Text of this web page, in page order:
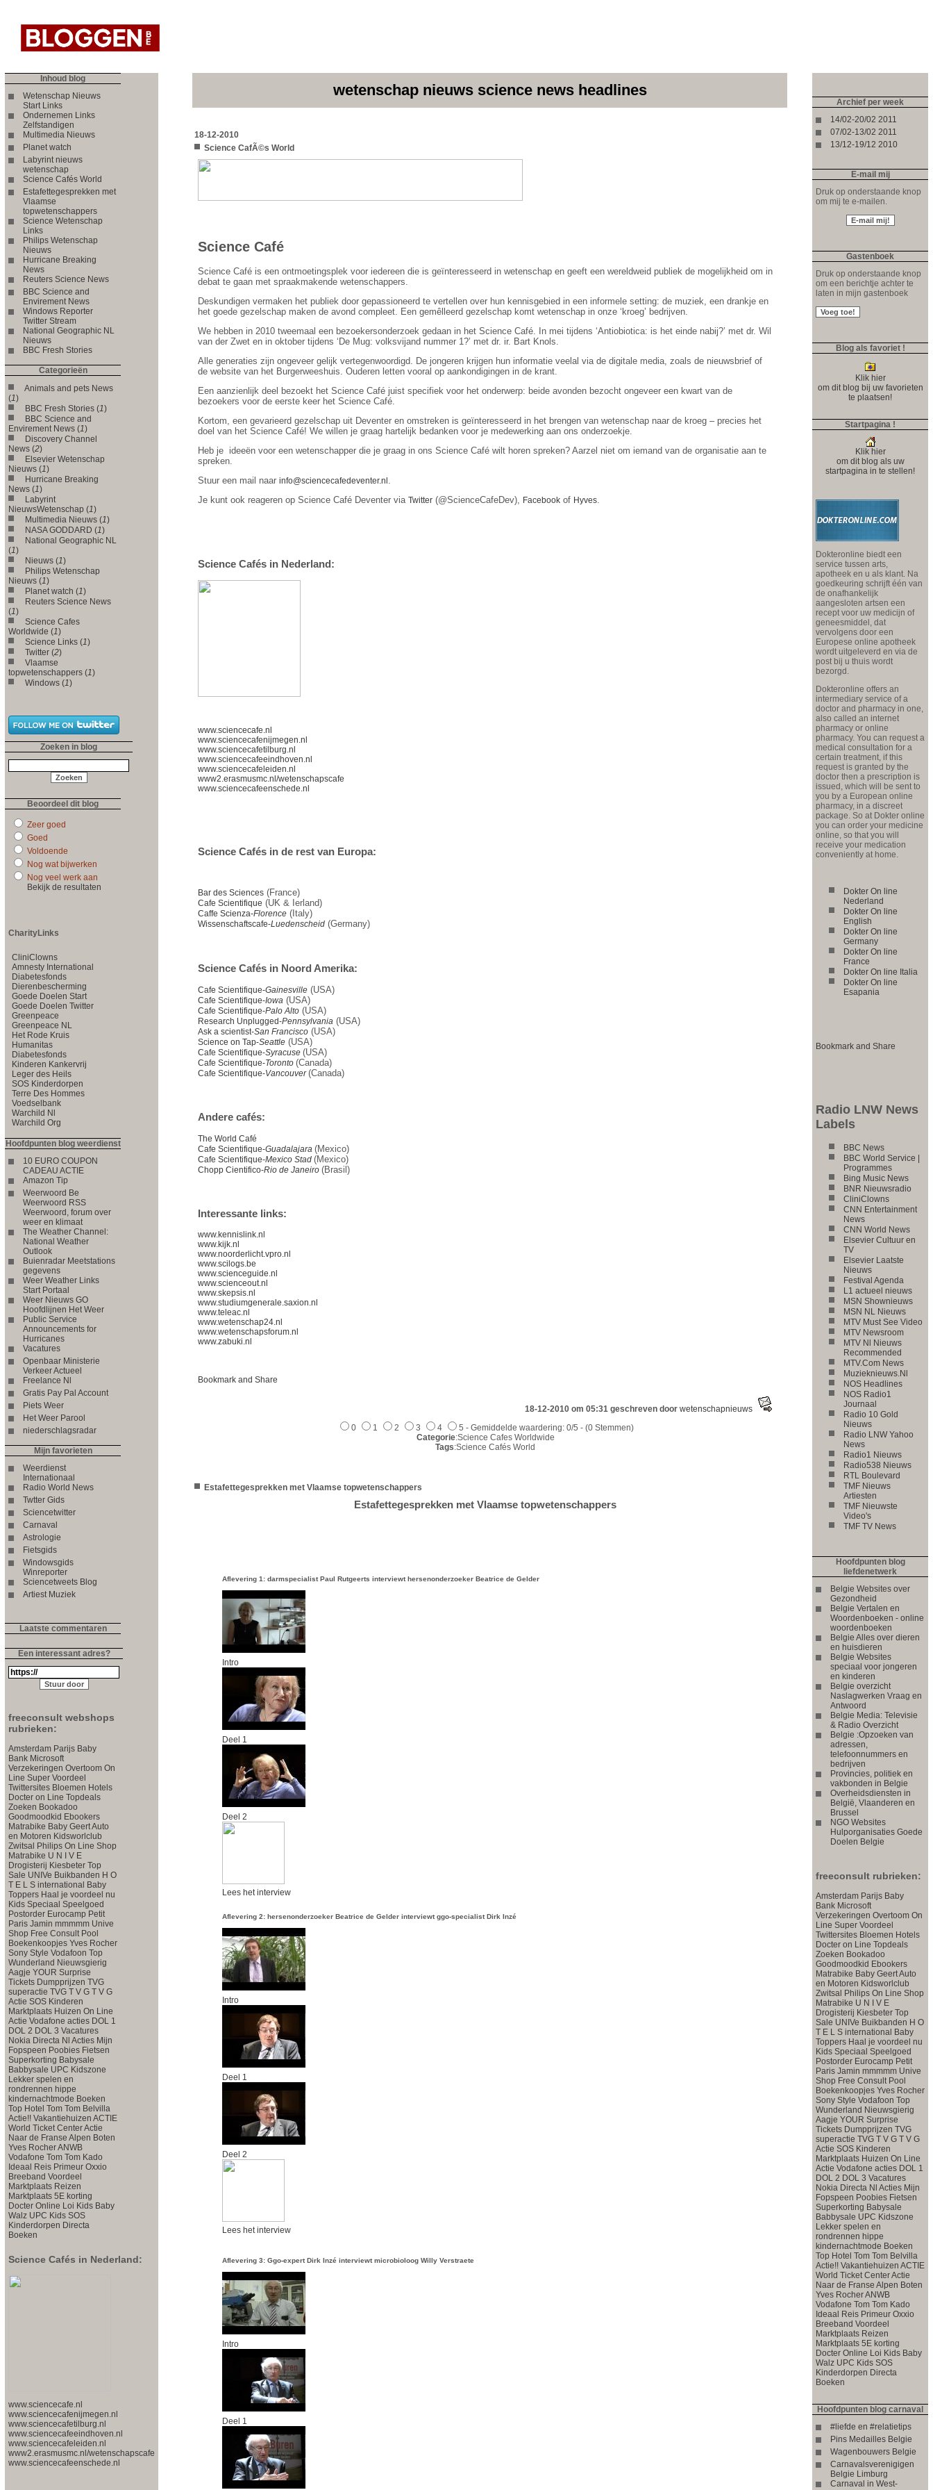
Inhoud blog
Wetenschap Nieuws
Start Links
Ondernemen Links
Zelfstandigen
Multimedia Nieuws
Planet watch
Labyrint nieuws
wetenschap
Science Cafés World
Estafettegesprekken met
Vlaamse
topwetenschappers
Science Wetenschap
Links
Philips Wetenschap
Nieuws
Hurricane Breaking
News
Reuters Science News
BBC Science and
Envirement News
Windows Reporter
Twitter Stream
National Geographic NL
Nieuws
BBC Fresh Stories
Categorieën
Animals and pets News
(1)
BBC Fresh Stories (1)
BBC Science and
Envirement News (1)
Discovery Channel
News (2)
Elsevier Wetenschap
Nieuws (1)
Hurricane Breaking
News (1)
Labyrint
NieuwsWetenschap (1)
Multimedia Nieuws (1)
NASA GODDARD (1)
National Geographic NL
(1)
Nieuws (1)
Philips Wetenschap
Nieuws (1)
Planet watch (1)
Reuters Science News
(1)
Science Cafes
Worldwide (1)
Science Links (1)
Twitter (2)
Vlaamse
topwetenschappers (1)
Windows (1)
Zoeken in blog
Beoordeel dit blog
Zeer goed
Goed
Voldoende
Nog wat bijwerken
Nog veel werk aan
Bekijk de resultaten
CharityLinks
CliniClowns
Amnesty International
Diabetesfonds
Dierenbescherming
Goede Doelen Start
Goede Doelen Twitter
Greenpeace
Greenpeace NL
Het Rode Kruis
Humanitas
Diabetesfonds
Kinderen Kankervrij
Leger des Heils
SOS Kinderdorpen
Terre Des Hommes
Voedselbank
Warchild Nl
Warchild Org
Hoofdpunten blog weerdienst
10 EURO COUPON
CADEAU ACTIE
Amazon Tip
Weerwoord Be
Weerwoord RSS
Weerwoord, forum over
weer en klimaat
The Weather Channel:
National Weather
Outlook
Buienradar Meetstations
gegevens
Weer Weather Links
Start Portaal
Weer Nieuws GO
Hoofdlijnen Het Weer
Public Service
Announcements for
Hurricanes
Vacatures
Openbaar Ministerie
Verkeer Actueel
Freelance Nl
Gratis Pay Pal Account
Piets Weer
Het Weer Parool
niederschlagsradar
Mijn favorieten
Weerdienst
Internationaal
Radio World News
Twtter Gids
Sciencetwitter
Carnaval
Astrologie
Fietsgids
Windowsgids
Winreporter
Sciencetweets Blog
Artiest Muziek
Laatste commentaren
Een interessant adres?
freeconsult webshops
rubrieken:
Amsterdam Parijs Baby
Bank Microsoft
Verzekeringen Overtoom On
Line Super Voordeel
Twittersites Bloemen Hotels
Docter on Line Topdeals
Zoeken Bookadoo
Goodmoodkid Ebookers
Matrabike Baby GeertAuto
en Motoren Kidsworlclub
Zwitsal Philips On Line Shop
Matrabike U N I V E
Drogisterij Kiesbeter Top
Sale UNIVe Buikbanden H O
T E L S international Baby
Toppers Haal je voordeel nu
Kids Speciaal Speelgoed
Postorder Eurocamp Petit
Paris Jamin mmmmm Unive
Shop Free Consult Pool
Boekenkoopjes Yves Rocher
Sony Style Vodafoon Top
Wunderland Nieuwsgierig
Aagje YOUR Surprise
Tickets Dumpprijzen TVG
superactie TVG T V G T V G
Actie SOS Kinderen
Marktplaats Huizen On Line
Actie Vodafone acties DOL 1
DOL 2 DOL 3 Vacatures
Nokia Directa Nl Acties Mijn
Fopspeen Poobies Fietsen
Superkorting Babysale
Babbysale UPC Kidszone
Lekker spelen en
rondrennen hippe
kindernachtmode Boeken
Top Hotel Tom Tom Belvilla
Actie!! Vakantiehuizen ACTIE
World Ticket CenterActie
Naar de Franse Alpen Boten
Yves RocherANWB
Vodafone Tom Tom Kado
Ideaal Reis Primeur Oxxio
Breeband Voordeel
Marktplaats Reizen
Marktplaats 5E korting
Docter Online Loi Kids Baby
Walz UPC Kids SOS
Kinderdorpen Directa
Boeken
Science Cafés in Nederland:
www.sciencecafe.nl
www.sciencecafenijmegen.nl
www.sciencecafetilburg.nl
www.sciencecafeeindhoven.nl
www.sciencecafeleiden.nl
www2.erasmusmc.nl/wetenschapscafe
www.sciencecafeenschede.nl
wetenschap nieuws science news headlines
18-12-2010
Science CafÃ©s World
Science Café
Science Café is een ontmoetingsplek voor iedereen die is geïnteresseerd in wetenschap en geeft een wereldweid publiek de mogelijkheid om in
debat te gaan met spraakmakende wetenschappers.
Deskundigen vermaken het publiek door gepassioneerd te vertellen over hun kennisgebied in een informele setting: de muziek, een drankje en
het goede gezelschap maken de avond compleet. Een gemêlleerd gezelschap komt wetenschap in onze ‘kroeg’ bedrijven.
We hebben in 2010 tweemaal een bezoekersonderzoek gedaan in het Science Café. In mei tijdens ‘Antiobiotica: is het einde nabij?’ met dr. Wil
van der Zwet en in oktober tijdens ‘De Mug: volksvijand nummer 1?’ met dr. ir. Bart Knols.
Alle generaties zijn ongeveer gelijk vertegenwoordigd. De jongeren krijgen hun informatie veelal via de digitale media, zoals de nieuwsbrief of
de website van het Burgerweeshuis. Ouderen letten vooral op aankondigingen in de krant.
Een aanzienlijk deel bezoekt het Science Café juist specifiek voor het onderwerp: beide avonden bezocht ongeveer een kwart van de
bezoekers voor de eerste keer het Science Café.
Kortom, een gevarieerd gezelschap uit Deventer en omstreken is geïnteresseerd in het brengen van wetenschap naar de kroeg – precies het
doel van het Science Café! We willen je graag hartelijk bedanken voor je medewerking aan ons onderzoekje.
Heb je ideeën voor een wetenschapper die je graag in ons Science Café wilt horen spreken? Aarzel niet om iemand van de organisatie aan te
spreken.
Stuur een mail naar info@sciencecafedeventer.nl .
Je kunt ook reageren op Science Café Deventer via Twitter(@ScienceCafeDev), Facebookof Hyves.
Science Cafés in Nederland:
www.sciencecafe.nl
www.sciencecafenijmegen.nl
www.sciencecafetilburg.nl
www.sciencecafeeindhoven.nl
www.sciencecafeleiden.nl
www2.erasmusmc.nl/wetenschapscafe
www.sciencecafeenschede.nl
Science Cafés in de rest van Europa:
Bar des Sciences(France)
Cafe Scientifique (UK & Ierland)
Caffe Scienza-Florence(Italy)
Wissenschaftscafe-Luedenscheid(Germany)
Science Cafés in Noord Amerika:
Cafe Scientifique-Gainesville(USA)
Cafe Scientifique-Iowa(USA)
Cafe Scientifique-Palo Alto(USA)
Research Unplugged-Pennsylvania(USA)
Ask a scientist-San Francisco(USA)
Science on Tap-Seattle(USA)
Cafe Scientifique-Syracuse (USA)
Cafe Scientifique-Toronto (Canada)
Cafe Scientifique-Vancouver(Canada)
Andere cafés:
The World Café
Cafe Scientifique-Guadalajara (Mexico)
Cafe Scientifique-Mexico Stad (Mexico)
Chopp Cientifico-Rio de Janeiro (Brasil)
Interessante links:
www.kennislink.nl
www.kijk.nl
www.noorderlicht.vpro.nl
www.scilogs.be
www.scienceguide.nl
www.scienceout.nl
www.skepsis.nl
www.studiumgenerale.saxion.nl
www.teleac.nl
www.wetenschap24.nl
www.wetenschapsforum.nl
www.zabuki.nl
18-12-2010 om 05:31 geschreven door wetenschapnieuws
0
1 2 3 4
5 - Gemiddelde waardering: 0/5 - (0 Stemmen)
Categorie:Science Cafes Worldwide
Tags:Science Cafés World
Estafettegesprekken met Vlaamse topwetenschappers
Estafettegesprekken met Vlaamse topwetenschappers
Aflevering 1: darmspecialist Paul Rutgeerts interviewt hersenonderzoeker Beatrice de Gelder
Intro
Deel 1
Deel 2
Lees het interview
Aflevering 2: hersenonderzoeker Beatrice de Gelder interviewt ggo-specialist Dirk Inzé
Intro
Deel 1
Deel 2
Lees het interview
Aflevering 3: Ggo-expert Dirk Inzé interviewt microbioloog Willy Verstraete
Intro
Deel 1
Archief per week
14/02-20/02 2011
07/02-13/02 2011
13/12-19/12 2010
E-mail mij
Druk op onderstaande knop
om mij te e-mailen.
Gastenboek
Druk op onderstaande knop
om een berichtje achter te
laten in mijn gastenboek
Blog als favoriet !
Klik hier
om dit blog bij uw favorieten
te plaatsen!
Startpagina !
Klik hier
om dit blog als uw
startpagina in te stellen!
Dokteronline biedt een
service tussen arts,
apotheek en u als klant. Na
goedkeuring schrijft één van
de onafhankelijk
aangesloten artsen een
recept voor uw medicijn of
geneesmiddel, dat
vervolgens door een
Europese online apotheek
wordt uitgeleverd en via de
post bij u thuis wordt
bezorgd.
Dokteronline offers an
intermediary service of a
doctor and pharmacy in one,
also called an internet
pharmacy or online
pharmacy. You can request a
medical consultation for a
certain treatment, if this
request is granted by the
doctor then a prescription is
issued, which will be sent to
you by a European online
pharmacy, in a discreet
package. So at Dokter online
you can order your medicine
online, so that you will
receive your medication
conveniently at home.
Dokter On line
Nederland
Dokter On line
English
Dokter On line
Germany
Dokter On line
France
Dokter On line Italia
Dokter On line
Esapania
Radio LNW News
Labels
BBC News
BBC World Service |
Programmes
Bing Music News
BNR Nieuwsradio
CliniClowns
CNN Entertainment
News
CNN World News
Elsevier Cultuur en
TV
Elsevier Laatste
Nieuws
Festival Agenda
L1 actueel nieuws
MSN Shownieuws
MSN NL Nieuws
MTV Must See Video
MTV Newsroom
MTV Nl Nieuws
Recommended
MTV.Com News
Muzieknieuws.Nl
NOS Headlines
NOS Radio1
Journaal
Radio 10 Gold
Nieuws
Radio LNW Yahoo
News
Radio1 Nieuws
Radio538 Nieuws
RTL Boulevard
TMF Nieuws
Artiesten
TMF Nieuwste
Video's
TMF TV News
Hoofdpunten blog
liefdenetwerk
Belgie Websites over
Gezondheid
Belgie Vertalen en
Woordenboeken - online
woordenboeken
Belgie Alles over dieren
en huisdieren
Belgie Websites
speciaal voor jongeren
en kinderen
Belgie overzicht
Naslagwerken Vraag en
Antwoord
Belgie Media: Televisie
& Radio Overzicht
Belgie :Opzoeken van
adressen,
telefoonnummers en
bedrijven
Provincies, politiek en
vakbonden in Belgie
Overheidsdiensten in
België, Vlaanderen en
Brussel
NGO Websites
Hulporganisaties Goede
Doelen Belgie
freeconsult rubrieken:
Amsterdam Parijs Baby
Bank Microsoft
Verzekeringen Overtoom On
Line Super Voordeel
Twittersites Bloemen Hotels
Docter on Line Topdeals
Zoeken Bookadoo
Goodmoodkid Ebookers
Matrabike Baby GeertAuto
en Motoren Kidsworlclub
Zwitsal Philips On Line Shop
Matrabike U N I V E
Drogisterij Kiesbeter Top
Sale UNIVe Buikbanden H O
T E L S international Baby
Toppers Haal je voordeel nu
Kids Speciaal Speelgoed
Postorder Eurocamp Petit
Paris Jamin mmmmm Unive
Shop Free Consult Pool
Boekenkoopjes Yves Rocher
Sony Style Vodafoon Top
Wunderland Nieuwsgierig
Aagje YOUR Surprise
Tickets Dumpprijzen TVG
superactie TVG T V G T V G
Actie SOS Kinderen
Marktplaats Huizen On Line
Actie Vodafone acties DOL 1
DOL 2 DOL 3 Vacatures
Nokia Directa Nl Acties Mijn
Fopspeen Poobies Fietsen
Superkorting Babysale
Babbysale UPC Kidszone
Lekker spelen en
rondrennen hippe
kindernachtmode Boeken
Top Hotel Tom Tom Belvilla
Actie!! Vakantiehuizen ACTIE
World Ticket CenterActie
Naar de Franse Alpen Boten
Yves RocherANWB
Vodafone Tom Tom Kado
Ideaal Reis Primeur Oxxio
Breeband Voordeel
Marktplaats Reizen
Marktplaats 5E korting
Docter Online Loi Kids Baby
Walz UPC Kids SOS
Kinderdorpen Directa
Boeken
Hoofdpunten blog carnaval
#liefde en #relatietips
Pins Medailles Belgie
Wagenbouwers Belgie
Carnavalsverenigigen
Belgie Limburg
Carnaval in West-